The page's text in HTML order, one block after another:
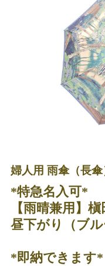
婦人用 雨傘（長傘
*特急名入可*
【雨晴兼用】
昼下がり（ブル
*即納できます*